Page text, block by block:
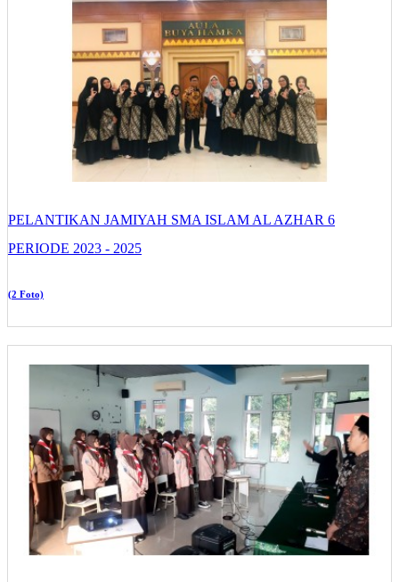
PELANTIKAN JAMIYAH SMA ISLAM AL AZHAR 6
PERIODE 2023 - 2025
(2 Foto)